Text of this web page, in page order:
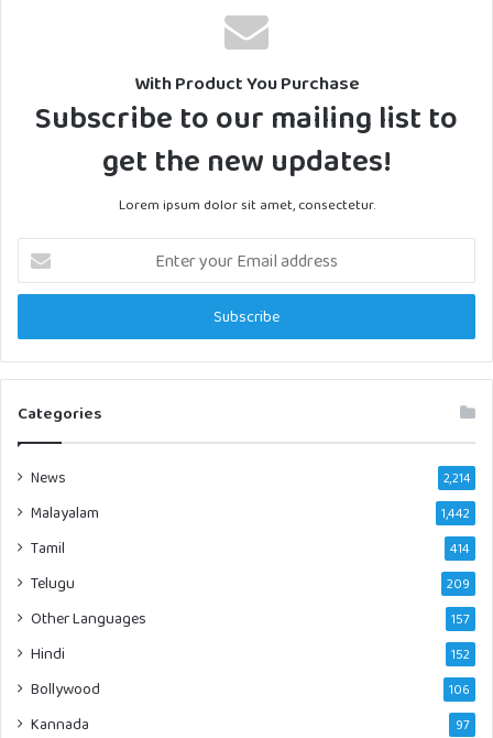
With Product You Purchase
Subscribe to our mailing list to
get the new updates!
Lorem ipsum dolor sit amet, consectetur.
Enter
your
Email
Categories
News 2,214
Malayalam 1,442
Tamil 414
Telugu 209
Other Languages 157
Hindi 152
Bollywood 106
Kannada 97